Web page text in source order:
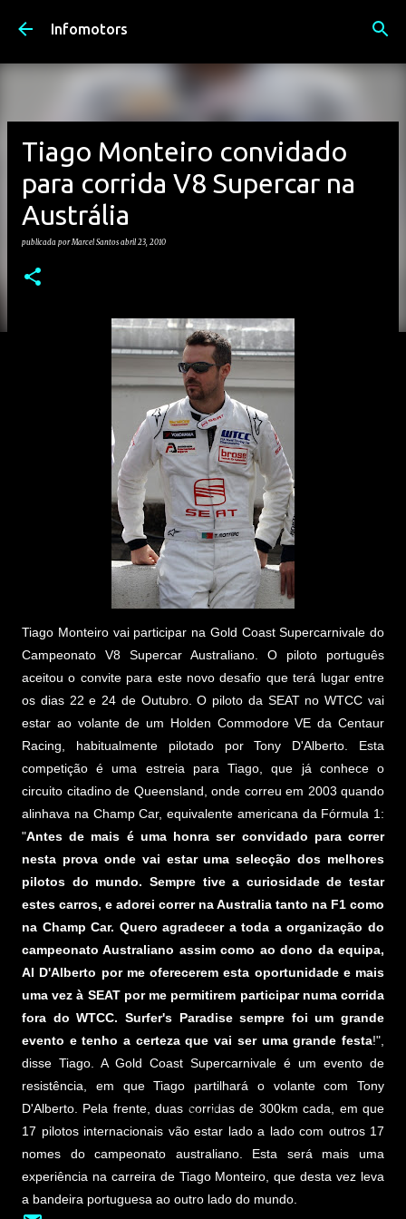
Avançar para o conteúdo principal
Infomotors
Tiago Monteiro convidado
para corrida V8 Supercar na
Austrália
publicada porMarcel Santos abril 23, 2010
Tiago Monteiro vai participar na Gold Coast Supercarnivale do
Campeonato V8 Supercar Australiano. O piloto português
aceitou o convite para este novo desafio que terá lugar entre
os dias 22 e 24 de Outubro. O piloto da SEAT no WTCC vai
estar ao volante de um Holden Commodore VE da Centaur
Racing, habitualmente pilotado por Tony D'Alberto. Esta
competição é uma estreia para Tiago, que já conhece o
circuito citadino de Queensland, onde correu em 2003 quando
alinhava na Champ Car, equivalente americana da Fórmula 1:
"Antes de mais é uma honra ser convidado para correr
nesta prova onde vai estar uma selecção dos melhores
pilotos do mundo. Sempre tive a curiosidade de testar
estes carros, e adorei correr na Australia tanto na F1 como
na Champ Car. Quero agradecer a toda a organização do
campeonato Australiano assim como ao dono da equipa,
Al D'Alberto por me oferecerem esta oportunidade e mais
uma vez à SEAT por me permitirem participar numa corrida
fora do WTCC. Surfer's Paradise sempre foi um grande
evento e tenho a certeza que vai ser uma grande festa!",
disse Tiago. A Gold Coast Supercarnivale é um evento de
resistência, em que Tiago partilhará o volante com Tony
D'Alberto. Pela frente, duas corridas de 300km cada, em que
17 pilotos internacionais vão estar lado a lado com outros 17
nomes do campeonato australiano. Esta será mais uma
experiência na carreira de Tiago Monteiro, que desta vez leva
a bandeira portuguesa ao outro lado do mundo.